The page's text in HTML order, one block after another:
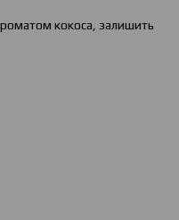
кокоса, залишить